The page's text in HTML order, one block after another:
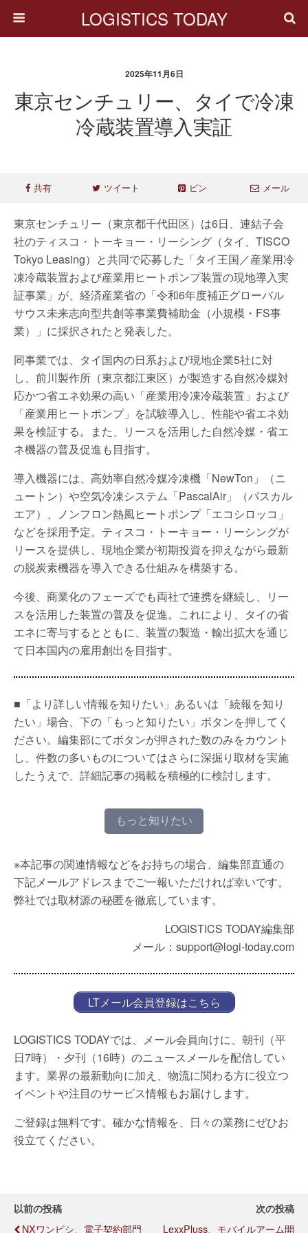
LOGISTICS TODAY
2025年11月6日
東京センチュリー、タイで冷凍
冷蔵装置導入実証
共有 ツイート ピン メール
東京センチュリー（東京都千代田区）は6日、連結子会
社のティスコ・トーキョー・リーシング（タイ、TISCO
Tokyo Leasing）と共同で応募した「タイ王国／産業用冷
凍冷蔵装置および産業用ヒートポンプ装置の現地導入実
証事業」が、経済産業省の「令和6年度補正グローバル
サウス未来志向型共創等事業費補助金（小規模・FS事
業）」に採択されたと発表した。
同事業では、タイ国内の日系および現地企業5社に対
し、前川製作所（東京都江東区）が製造する自然冷媒対
応かつ省エネ効果の高い「産業用冷凍冷蔵装置」および
「産業用ヒートポンプ」を試験導入し、性能や省エネ効
果を検証する。また、リースを活用した自然冷媒・省エ
ネ機器の普及促進も目指す。
導入機器には、高効率自然冷媒冷凍機「NewTon」（ニ
ュートン）や空気冷凍システム「PascalAir」（パスカル
エア）、ノンフロン熱風ヒートポンプ「エコシロッコ」
などを採用予定。ティスコ・トーキョー・リーシングが
リースを提供し、現地企業が初期投資を抑えながら最新
の脱炭素機器を導入できる仕組みを構築する。
今後、商業化のフェーズでも両社で連携を継続し、リー
スを活用した装置の普及を促進。これにより、タイの省
エネに寄与するとともに、装置の製造・輸出拡大を通じ
て日本国内の雇用創出を目指す。
■「より詳しい情報を知りたい」あるいは「続報を知り
たい」場合、下の「もっと知りたい」ボタンを押してく
ださい。編集部にてボタンが押された数のみをカウント
し、件数の多いものについてはさらに深掘り取材を実施
したうえで、詳細記事の掲載を積極的に検討します。
もっと知りたい
※本記事の関連情報などをお持ちの場合、編集部直通の
下記メールアドレスまでご一報いただければ幸いです。
弊社では取材源の秘匿を徹底しています。
LOGISTICS TODAY編集部
メール：support@logi-today.com
LTメール会員登録はこちら
LOGISTICS TODAYでは、メール会員向けに、朝刊（平
日7時）・夕刊（16時）のニュースメールを配信してい
ます。業界の最新動向に加え、物流に関わる方に役立つ
イベントや注目のサービス情報もお届けします。
ご登録は無料です。確かな情報を、日々の業務にぜひお
役立てください。
以前の投稿
NXワンビシ、電子契約部門
次の投稿
LexxPluss、モバイルアーム開